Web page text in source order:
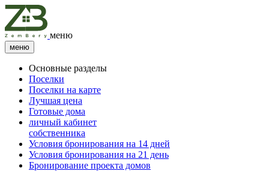
меню
меню
Основные разделы
Поселки
Поселки на карте
Лучшая цена
Готовые дома
личный кабинет
собственника
Условия бронирования на 14 дней
Условия бронирования на 21 день
Бронирование проекта домов